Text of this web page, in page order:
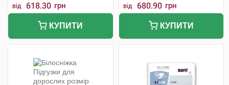
від 618.30 грн
КУПИТИ
від 680.90 грн
КУПИТИ